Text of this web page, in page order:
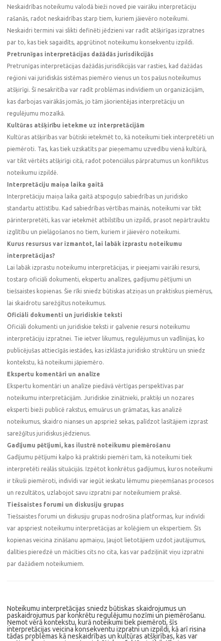
Neskaidrības noteikumu valodā bieži noved pie vairāku interpretāciju
rašanās, radot neskaidrības starp tiem, kuriem jāievēro noteikumi.
Neskaidri termini vai slikti definēti jēdzieni var radīt atšķirīgas izpratnes
par to, kas tiek sagaidīts, apgrūtinot noteikumu konsekventu izpildi.
Pretrunīgas interpretācijas dažādās jurisdikcijās
Pretrunīgas interpretācijas dažādās jurisdikcijās var rasties, kad dažādas
reģioni vai juridiskās sistēmas piemēro vienus un tos pašus noteikumus
atšķirīgi. Šī nesakritība var radīt problēmas indivīdiem un organizācijām,
kas darbojas vairākās jomās, jo tām jāorientējas interpretāciju un
regulējumu mozaīkā.
Kultūras atšķirību ietekme uz interpretācijām
Kultūras atšķirības var būtiski ietekmēt to, kā noteikumi tiek interpretēti un
piemēroti. Tas, kas tiek uzskatīts par pieņemamu uzvedību vienā kultūrā,
var tikt vērtēts atšķirīgi citā, radot potenciālus pārpratumus un konfliktus
noteikumu izpildē.
Interpretāciju maiņa laika gaitā
Interpretāciju maiņa laika gaitā atspoguļo sabiedrības un juridisko
standartu attīstību. Kad sabiedrības vērtības mainās, noteikumi var tikt
pārinterpretēti, kas var ietekmēt atbilstību un izpildi, prasot nepārtrauktu
izglītību un pielāgošanos no tiem, kuriem ir jāievēro noteikumi.
Kurus resursus var izmantot, lai labāk izprastu noteikumu
interpretācijas?
Lai labāk izprastu noteikumu interpretācijas, ir pieejami vairāki resursi,
tostarp oficiāli dokumenti, ekspertu analīzes, gadījumu pētījumi un
tiešsaistes kopienas. Šie rīki sniedz būtiskas atziņas un praktiskus piemērus,
lai skaidrotu sarežģītus noteikumus.
Oficiāli dokumenti un juridiskie teksti
Oficiāli dokumenti un juridiskie teksti ir galvenie resursi noteikumu
interpretāciju izpratnei. Tie ietver likumus, regulējumus un vadlīnijas, ko
publicējušas attiecīgās iestādes, kas izklāsta juridisko struktūru un sniedz
kontekstu, kā noteikumi jāpiemēro.
Ekspertu komentāri un analīze
Ekspertu komentāri un analīze piedāvā vērtīgas perspektīvas par
noteikumu interpretācijām. Juridiskie zinātnieki, praktiķi un nozares
eksperti bieži publicē rakstus, emuārus un grāmatas, kas analizē
noteikumus, skaidro nianses un apspriež sekas, palīdzot lasītājiem izprast
sarežģītus juridiskus jēdzienus.
Gadījumu pētījumi, kas ilustrē noteikumu piemērošanu
Gadījumu pētījumi kalpo kā praktiski piemēri tam, kā noteikumi tiek
interpretēti reālās situācijās. Izpētot konkrētus gadījumus, kuros noteikumi
ir tikuši piemēroti, indivīdi var iegūt ieskatu lēmumu pieņemšanas procesos
un rezultātos, uzlabojot savu izpratni par noteikumiem praksē.
Tiešsaistes forumi un diskusiju grupas
Tiešsaistes forumi un diskusiju grupas nodrošina platformas, kur indivīdi
var apspriest noteikumu interpretācijas ar kolēģiem un ekspertiem. Šīs
kopienas veicina zināšanu apmaiņu, ļaujot lietotājiem uzdot jautājumus,
dalīties pieredzē un mācīties cits no cita, kas var padziļināt viņu izpratni
par dažādiem noteikumiem.
Noteikumu interpretācijas sniedz būtiskas skaidrojumus un
paskaidrojumus par konkrētu regulējumu nozīmi un piemērošanu.
Ņemot vērā kontekstu, kurā noteikumi tiek piemēroti, šīs
interpretācijas veicina konsekventu izpratni un izpildi, kā arī risina
tādas problēmas kā neskaidrības un kultūras atšķirības, kas var